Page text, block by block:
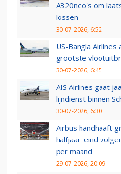
A320neo's om
lossen
30-07-2026, 6:52
US-Bangla Airlines
grootste
30-07-2026, 6:45
AIS Airlines gaat
lijndienst binnen
30-07-2026, 6:30
Airbus handhaaft
halfjaar: eind
per maand
29-07-2026, 20:09